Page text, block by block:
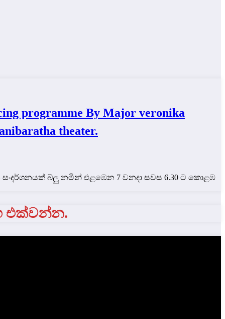
By Major veronika
theater.
බ්ලු නමින් එළඹෙන 7 වනදා සවස 6.30 ට කොළඹ
එක්වන්න.